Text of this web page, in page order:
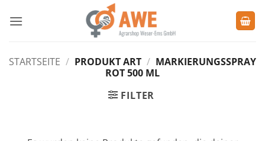
Inhalt
STARTSEITE / PRODUKT ART / MARKIERUNGSSPRAY
ROT 500 ML
FILTER